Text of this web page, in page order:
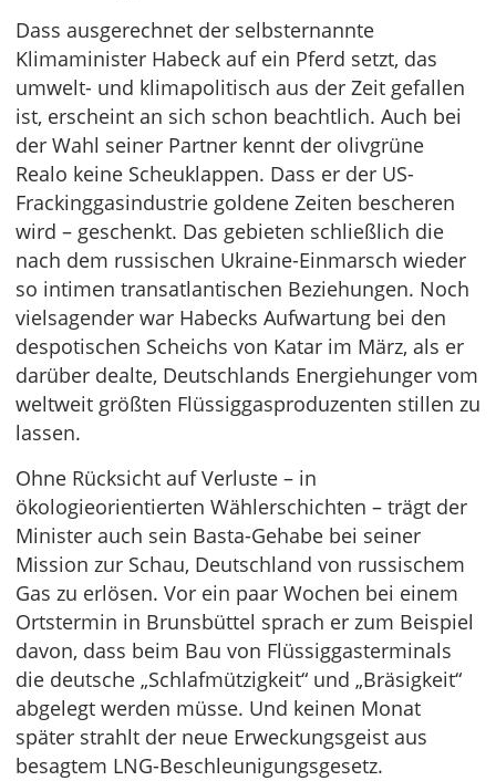
Dass ausgerechnet der selbsternannte
Klimaminister Habeck auf ein Pferd setzt, das
umwelt- und klimapolitisch aus der Zeit gefallen
ist, erscheint an sich schon beachtlich. Auch bei
der Wahl seiner Partner kennt der olivgrüne
Realo keine Scheuklappen. Dass er der US-
Frackinggasindustrie goldene Zeiten bescheren
wird – geschenkt. Das gebieten schließlich die
nach dem russischen Ukraine-Einmarsch wieder
so intimen transatlantischen Beziehungen. Noch
vielsagender war Habecks Aufwartung bei den
despotischen Scheichs von Katar im März, als er
darüber dealte, Deutschlands Energiehunger vom
weltweit größten Flüssiggasproduzenten stillen zu
lassen.
Ohne Rücksicht auf Verluste – in
ökologieorientierten Wählerschichten – trägt der
Minister auch sein Basta-Gehabe bei seiner
Mission zur Schau, Deutschland von russischem
Gas zu erlösen. Vor ein paar Wochen bei einem
Ortstermin in Brunsbüttel sprach er zum Beispiel
davon, dass beim Bau von Flüssiggasterminals
die deutsche „Schlafmützigkeit“ und „Bräsigkeit“
abgelegt werden müsse. Und keinen Monat
später strahlt der neue Erweckungsgeist aus
besagtem LNG-Beschleunigungsgesetz.